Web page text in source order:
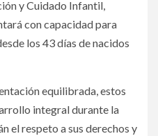
y Cuidado Infantil,
con capacidad para
los 43 días de nacidos
equilibrada, estos
integral durante la
el respeto a sus derechos y